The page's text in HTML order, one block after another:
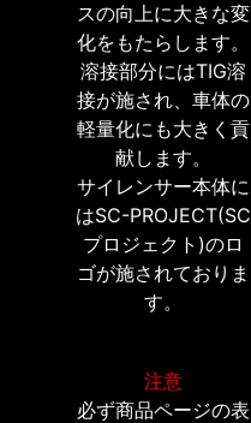
スの向上に大きな変
化をもたらします。
溶接部分にはTIG溶
接が施され、車体の
軽量化にも大きく貢
献します。
サイレンサー本体に
はSC-PROJECT(SC
プロジェクト)のロ
ゴが施されておりま
す。
注意
必ず商品ページの表